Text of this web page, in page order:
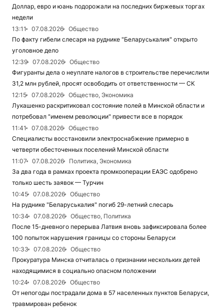
Доллар, евро и юань подорожали на последних биржевых торгах
недели
13:11
07.08.2026
Общество
По факту гибели слесаря на руднике "Беларуськалия" открыто
уголовное дело
12:39
07.08.2026
Общество
Фигуранты дела о неуплате налогов в строительстве перечислили
31,2 млн рублей, просят освободить от ответственности — СК
12:15
07.08.2026
Общество, Экономика
Лукашенко раскритиковал состояние полей в Минской области и
потребовал "именем революции" привести все в порядок
11:41
07.08.2026
Общество
Специалисты восстановили электроснабжение примерно в
четверти обесточенных поселений Минской области
11:07
07.08.2026
Политика, Экономика
За два года в рамках проекта промкооперации ЕАЭС одобрено
только шесть заявок — Турчин
10:45
07.08.2026
Общество
На руднике "Беларуськалия" погиб 29-летний слесарь
10:34
07.08.2026
Общество, Политика
После 15-дневного перерыва Латвия вновь зафиксировала более
100 попыток нарушения границы со стороны Беларуси
10:33
07.08.2026
Общество
Прокуратура Минска отчиталась о признании нескольких детей
находящимися в социально опасном положении
10:24
07.08.2026
Общество
От непогоды пострадали дома в 57 населенных пунктов Беларуси,
травмирован ребенок